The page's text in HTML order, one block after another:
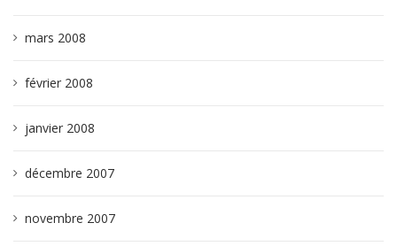
mars 2008
février 2008
janvier 2008
décembre 2007
novembre 2007